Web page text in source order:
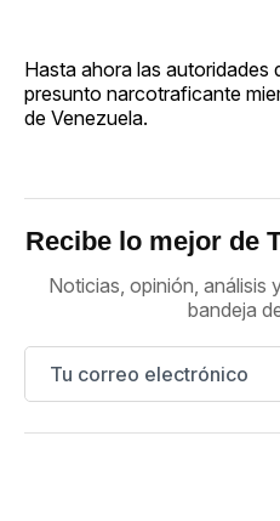
Hasta ahora las
presunto narcotraficante
de Venezuela.
Recibe lo mejor de
Noticias, opinión, análisis
bandeja